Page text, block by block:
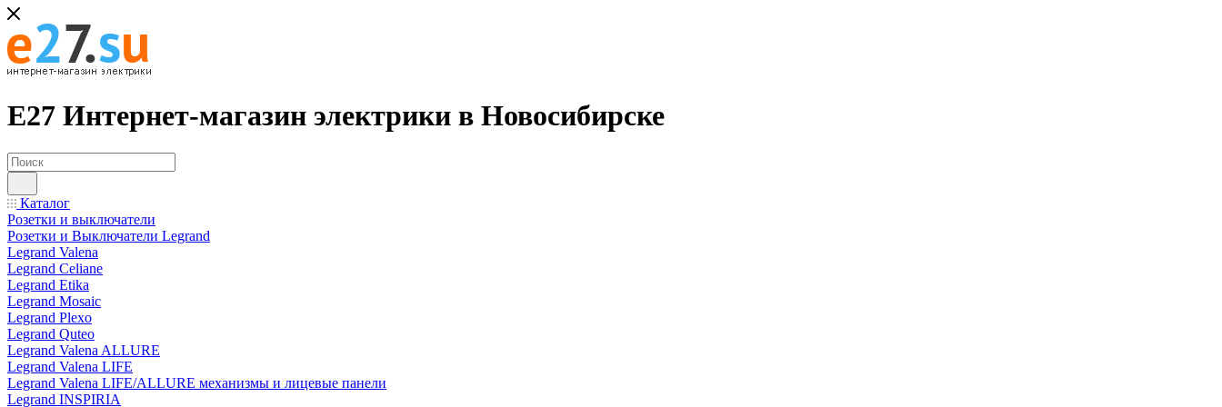
Е27 Интернет-магазин электрики в Новосибирске
Каталог
Розетки и выключатели
Розетки и Выключатели Legrand
Legrand Valena
Legrand Celiane
Legrand Etika
Legrand Mosaic
Legrand Plexo
Legrand Quteo
Legrand Valena ALLURE
Legrand Valena LIFE
Legrand Valena LIFE/ALLURE механизмы и лицевые панели
Legrand INSPIRIA